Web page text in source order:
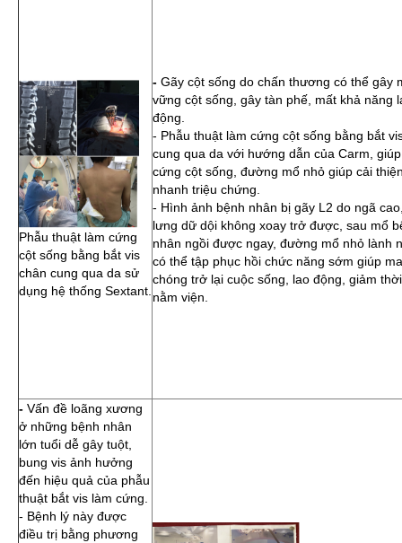
Phẫu thuật làm cứng
cột sống bằng bắt vis
chân cung qua da sử
dụng hệ thống Sextant.
- Gãy cột sống do chấn thương có thể gây
vững cột sống, gây tàn phế, mất khả năng
động.
- Phẫu thuật làm cứng cột sống bằng bắt
cung qua da với hướng dẫn của Carm,
cứng cột sống, đường mổ nhỏ giúp cải
nhanh triệu chứng.
- Hình ảnh bệnh nhân bị gãy L2 do ngã
lưng dữ dội không xoay trở được, sau mổ
nhân ngồi được ngay, đường mổ nhỏ lành
có thể tập phục hồi chức năng sớm giúp
chóng trở lại cuộc sống, lao động, giảm
nằm viện.
- Vấn đề loãng xương
ở những bệnh nhân
lớn tuổi dễ gây tuột,
bung vis ảnh hưởng
đến hiệu quả của phẫu
thuật bắt vis làm cứng.
- Bệnh lý này được
điều trị bằng phương